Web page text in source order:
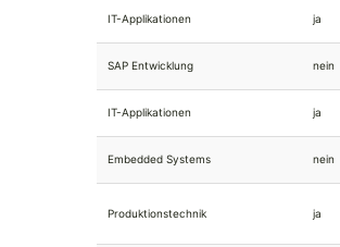
IT-Applikationen ja
SAP Entwicklung nein
IT-Applikationen ja
Embedded Systems nein
Produktionstechnik ja